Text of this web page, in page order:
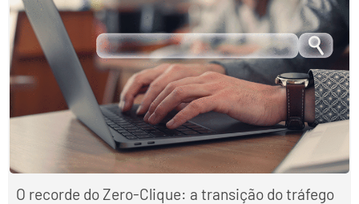
O recorde do Zero-Clique: a transição do tráfego